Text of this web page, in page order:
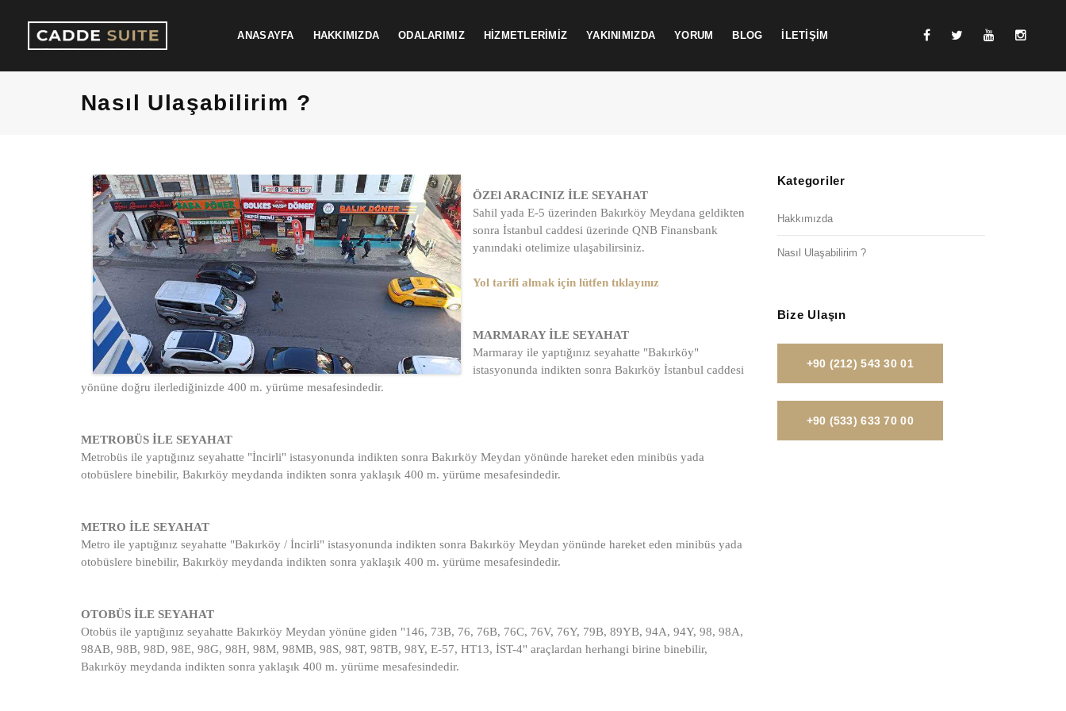
ANASAYFA HAKKIMIZDA ODALARIMIZ HİZMETLERİMİZ YAKINIMIZDA YORUM BLOG İLETİŞİM
Nasıl Ulaşabilirim ?
ÖZEl ARACINIZ İLE SEYAHAT
Sahil yada E-5 üzerinden Bakırköy Meydana geldikten
sonra İstanbul caddesi üzerinde QNB Finansbank
yanındaki otelimize ulaşabilirsiniz.
Yol tarifi almak için lütfen tıklayınız
MARMARAY İLE SEYAHAT
Marmaray ile yaptığınız seyahatte "Bakırköy"
istasyonunda indikten sonra Bakırköy İstanbul caddesi
yönüne doğru ilerlediğinizde 400 m. yürüme mesafesindedir.
METROBÜS İLE SEYAHAT
Metrobüs ile yaptığınız seyahatte "İncirli" istasyonunda indikten sonra Bakırköy Meydan yönünde hareket eden minibüs yada
otobüslere binebilir, Bakırköy meydanda indikten sonra yaklaşık 400 m. yürüme mesafesindedir.
METRO İLE SEYAHAT
Metro ile yaptığınız seyahatte "Bakırköy / İncirli" istasyonunda indikten sonra Bakırköy Meydan yönünde hareket eden minibüs yada
otobüslere binebilir, Bakırköy meydanda indikten sonra yaklaşık 400 m. yürüme mesafesindedir.
OTOBÜS İLE SEYAHAT
Otobüs ile yaptığınız seyahatte Bakırköy Meydan yönüne giden "146, 73B, 76, 76B, 76C, 76V, 76Y, 79B, 89YB, 94A, 94Y, 98, 98A,
98AB, 98B, 98D, 98E, 98G, 98H, 98M, 98MB, 98S, 98T, 98TB, 98Y, E-57, HT13, İST-4" araçlardan herhangi birine binebilir,
Bakırköy meydanda indikten sonra yaklaşık 400 m. yürüme mesafesindedir.
Kategoriler
Hakkımızda
Nasıl Ulaşabilirim ?
Bize Ulaşın
+90 (212) 543 30 01
+90 (533) 633 70 00